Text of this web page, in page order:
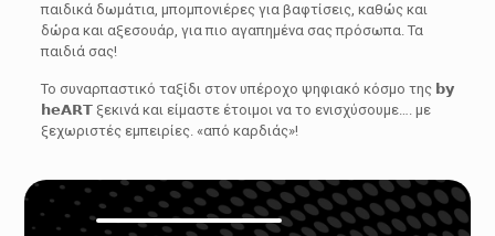
παιδικά δωμάτια, μπομπονιέρες για βαφτίσεις, καθώς και
δώρα και αξεσουάρ, για πιο αγαπημένα σας πρόσωπα. Τα
παιδιά σας!
Το συναρπαστικό ταξίδι στον υπέροχο ψηφιακό κόσμο της 𝗯𝘆
𝗵𝗲𝗔𝗥𝗧 ξεκινά και είμαστε έτοιμοι να το ενισχύσουμε…. με
ξεχωριστές εμπειρίες. «από καρδιάς»!